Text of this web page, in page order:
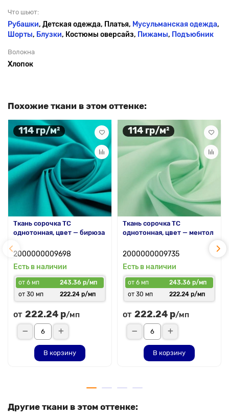
Что шьют:
Рубашки, Детская одежда, Платья, Мусульманская одежда,
Шорты, Блузки, Костюмы оверсайз, Пижамы, Подъюбник
Волокна
Хлопок
Похожие ткани в этом оттенке:
114 гр/м²
Ткань сорочка ТС
однотонная, цвет — бирюза
2000000009698
Есть в наличии
от 6 мп
243.36 р/мп
от 30 мп
222.24 р/мп
от 222.24 р/мп
В корзину
114 гр/м²
Ткань сорочка ТС
однотонная, цвет — ментол
2000000009735
Есть в наличии
от 6 мп
243.36 р/мп
от 30 мп
222.24 р/мп
от 222.24 р/мп
В корзину
Другие ткани в этом оттенке: